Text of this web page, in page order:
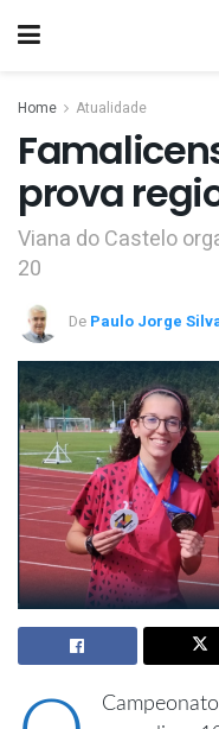
Home Atualidade
prova
Viana do Castelo
20
De Paulo Jorge